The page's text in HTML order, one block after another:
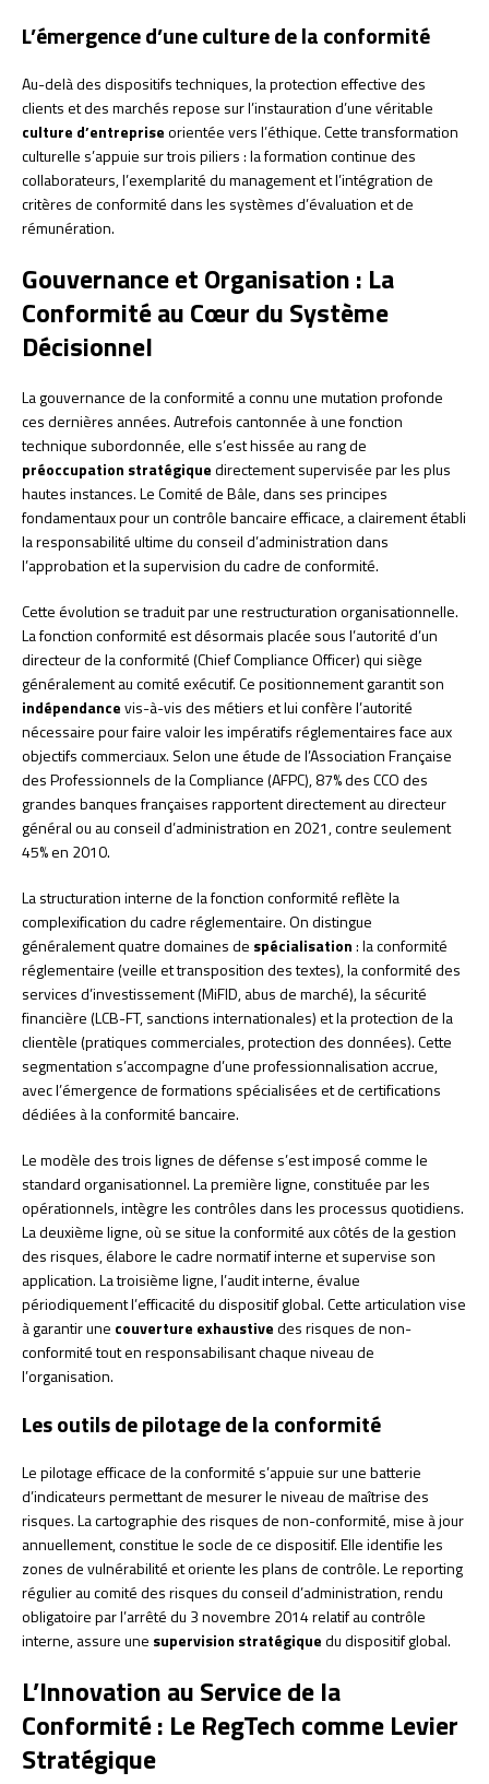
L’émergence d’une culture de la conformité
Au-delà des dispositifs techniques, la protection effective des
clients et des marchés repose sur l’instauration d’une véritable
culture d’entrepriseorientée vers l’éthique. Cette transformation
culturelle s’appuie sur trois piliers : la formation continue des
collaborateurs, l’exemplarité du management et l’intégration de
critères de conformité dans les systèmes d’évaluation et de
rémunération.
Gouvernance et Organisation : La
Conformité au Cœur du Système
Décisionnel
La gouvernance de la conformité a connu une mutation profonde
ces dernières années. Autrefois cantonnée à une fonction
technique subordonnée, elle s’est hissée au rang de
préoccupation stratégiquedirectement supervisée par les plus
hautes instances. Le Comité de Bâle, dans ses principes
fondamentaux pour un contrôle bancaire efficace, a clairement établi
la responsabilité ultime du conseil d’administration dans
l’approbation et la supervision du cadre de conformité.
Cette évolution se traduit par une restructuration organisationnelle.
La fonction conformité est désormais placée sous l’autorité d’un
directeur de la conformité (Chief Compliance Officer) qui siège
généralement au comité exécutif. Ce positionnement garantit son
indépendancevis-à-vis des métiers et lui confère l’autorité
nécessaire pour faire valoir les impératifs réglementaires face aux
objectifs commerciaux. Selon une étude de l’Association Française
des Professionnels de la Compliance (AFPC), 87% des CCO des
grandes banques françaises rapportent directement au directeur
général ou au conseil d’administration en 2021, contre seulement
45% en 2010.
La structuration interne de la fonction conformité reflète la
complexification du cadre réglementaire. On distingue
généralement quatre domaines de spécialisation: la conformité
réglementaire (veille et transposition des textes), la conformité des
services d’investissement (MiFID, abus de marché), la sécurité
financière (LCB-FT, sanctions internationales) et la protection de la
clientèle (pratiques commerciales, protection des données). Cette
segmentation s’accompagne d’une professionnalisation accrue,
avec l’émergence de formations spécialisées et de certifications
dédiées à la conformité bancaire.
Le modèle des trois lignes de défense s’est imposé comme le
standard organisationnel. La première ligne, constituée par les
opérationnels, intègre les contrôles dans les processus quotidiens.
La deuxième ligne, où se situe la conformité aux côtés de la gestion
des risques, élabore le cadre normatif interne et supervise son
application. La troisième ligne, l’audit interne, évalue
périodiquement l’efficacité du dispositif global. Cette articulation vise
à garantir une couverture exhaustivedes risques de non-
conformité tout en responsabilisant chaque niveau de
l’organisation.
Les outils de pilotage de la conformité
Le pilotage efficace de la conformité s’appuie sur une batterie
d’indicateurs permettant de mesurer le niveau de maîtrise des
risques. La cartographie des risques de non-conformité, mise à jour
annuellement, constitue le socle de ce dispositif. Elle identifie les
zones de vulnérabilité et oriente les plans de contrôle. Le reporting
régulier au comité des risques du conseil d’administration, rendu
obligatoire par l’arrêté du 3 novembre 2014 relatif au contrôle
interne, assure une supervision stratégiquedu dispositif global.
L’Innovation au Service de la
Conformité : Le RegTech comme Levier
Stratégique